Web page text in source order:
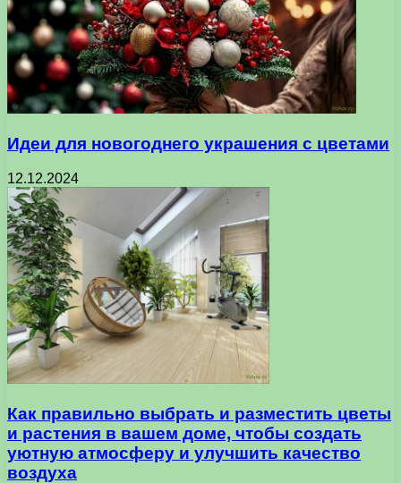
Идеи для новогоднего украшения с цветами
12.12.2024
Как правильно выбрать и разместить цветы
и растения в вашем доме, чтобы создать
уютную атмосферу и улучшить качество
воздуха